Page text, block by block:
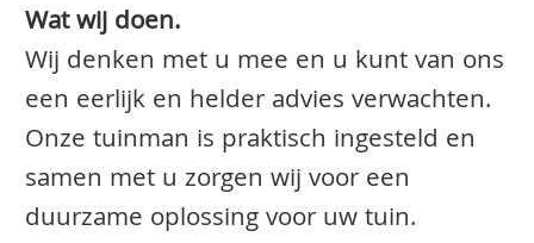
Wat wij doen.
Wij denken met u mee en u kunt van ons
een eerlijk en helder advies verwachten.
Onze tuinman is praktisch ingesteld en
samen met u zorgen wij voor een
duurzame oplossing voor uw tuin.